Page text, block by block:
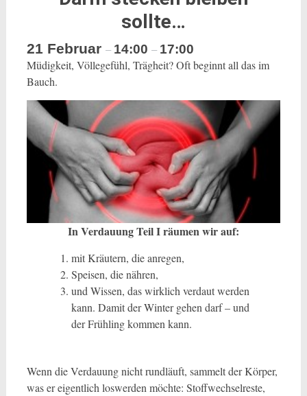
sollte…
21 Februar – 14:00 – 17:00
Müdigkeit, Völlegefühl, Trägheit? Oft beginnt all das im
Bauch.
In Verdauung Teil I räumen wir auf:
mit Kräutern, die anregen,
Speisen, die nähren,
und Wissen, das wirklich verdaut werden
kann. Damit der Winter gehen darf – und
der Frühling kommen kann.
Wenn die Verdauung nicht rundläuft, sammelt der Körper,
was er eigentlich loswerden möchte: Stoffwechselreste,